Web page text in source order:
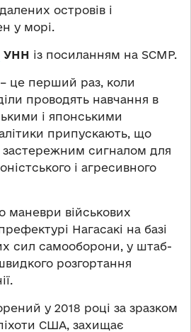
островів і
у морі.
УНН із посиланням на SCMP.
це перший раз, коли
проводять навчання в
і японськими
припускають, що
застережним сигналом для
і агресивного
маневри військових
Нагасакі на базі
сил самооборони, у штаб-
розгортання
у 2018 році за зразком
США, захищає